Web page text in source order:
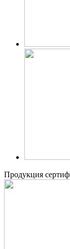
Продукция